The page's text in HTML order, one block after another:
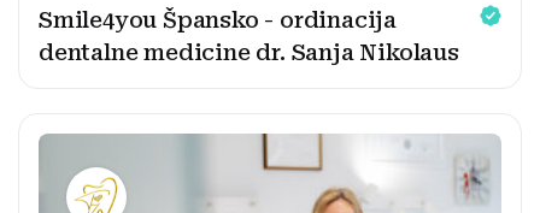
Smile4you Špansko - ordinacija
dentalne medicine dr. Sanja Nikolaus